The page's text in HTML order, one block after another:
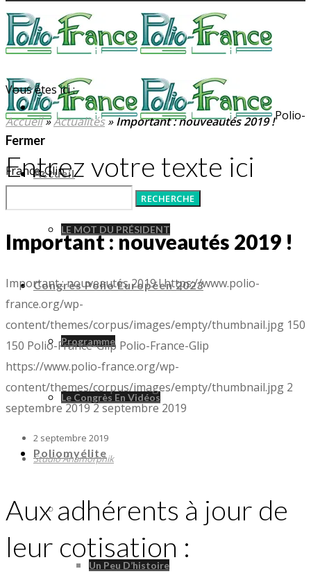
Polio-
France-Glip
Accueil
LE MOT DU PRÉSIDENT
Congrès Polio Européen 2023
Programme
Le Congrès En Vidéos
Poliomyélite
Poliomyélite
Un Peu D’histoire
Vous êtes ici :
Accueil»Actualités»Important : nouveautés 2019 !
Fermer
Entrez votre texte ici
Important : nouveautés 2019 !
Important : nouveautés 2019 !https://www.polio-
france.org/wp-
content/themes/corpus/images/empty/thumbnail.jpg 150
150 Polio-France-Glip Polio-France-Glip
https://www.polio-france.org/wp-
content/themes/corpus/images/empty/thumbnail.jpg 2
septembre 20192 septembre 2019
2 septembre 2019
Studio Anamorphik
Aux adhérents à jour de
leur cotisation :